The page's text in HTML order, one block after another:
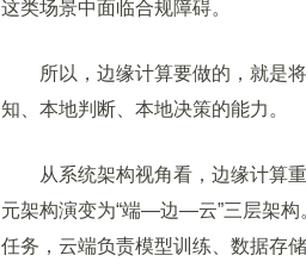
这类场景中面临合规障碍。
所以，边缘计算要做的，就是将
知、本地判断、本地决策的能力。
从系统架构视角看，边缘计算重
元架构演变为“端—边—云”三层架构
任务，云端负责模型训练、数据存